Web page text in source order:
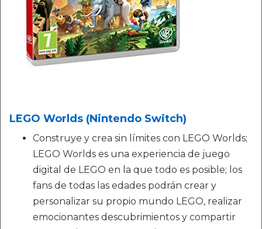
LEGO Worlds (Nintendo Switch)
Construye y crea sin límites con LEGO Worlds;
LEGO Worlds es una experiencia de juego
digital de LEGO en la que todo es posible; los
fans de todas las edades podrán crear y
personalizar su propio mundo LEGO, realizar
emocionantes descubrimientos y compartir